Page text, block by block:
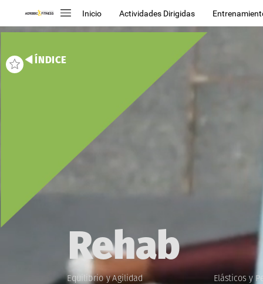
Inicio Actividades Dirigidas
Rehab
ÍNDICE
Elásticos y
Equilibrio y Agilidad